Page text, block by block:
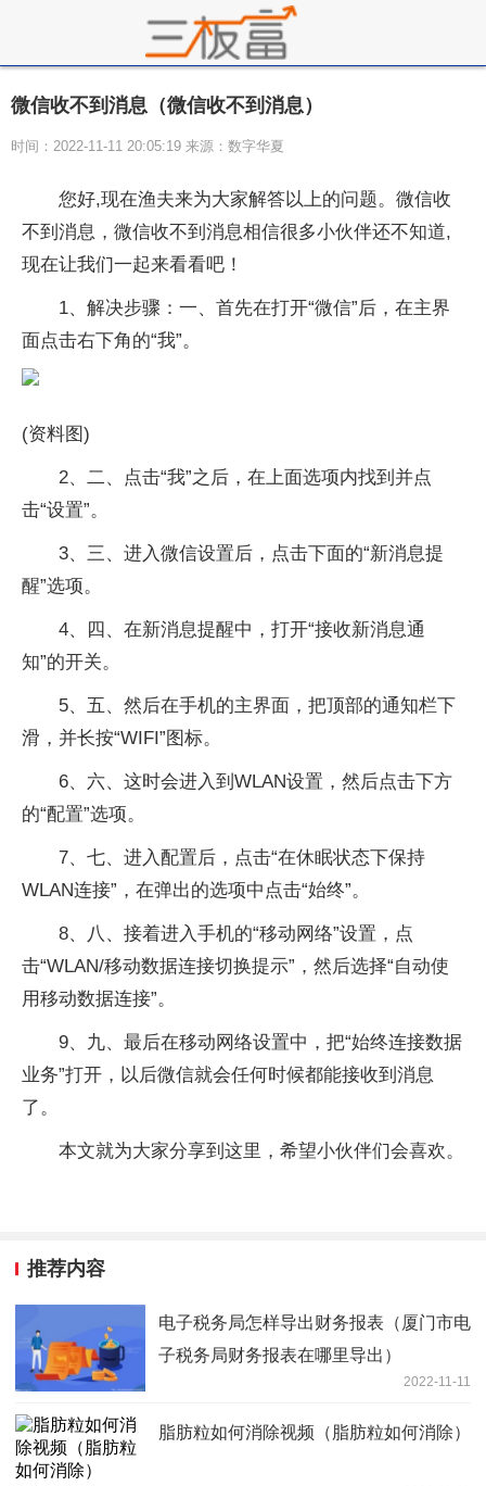
微信收不到消息（微信收不到消息）
时间：2022-11-11 20:05:19 来源：数字华夏
您好,现在渔夫来为大家解答以上的问题。微信收
不到消息，微信收不到消息相信很多小伙伴还不知道,
现在让我们一起来看看吧！
1、解决步骤：一、首先在打开“微信”后，在主界
面点击右下角的“我”。
(资料图)
2、二、点击“我”之后，在上面选项内找到并点
击“设置”。
3、三、进入微信设置后，点击下面的“新消息提
醒”选项。
4、四、在新消息提醒中，打开“接收新消息通
知”的开关。
5、五、然后在手机的主界面，把顶部的通知栏下
滑，并长按“WIFI”图标。
6、六、这时会进入到WLAN设置，然后点击下方
的“配置”选项。
7、七、进入配置后，点击“在休眠状态下保持
WLAN连接”，在弹出的选项中点击“始终”。
8、八、接着进入手机的“移动网络”设置，点
击“WLAN/移动数据连接切换提示”，然后选择“自动使
用移动数据连接”。
9、九、最后在移动网络设置中，把“始终连接数据
业务”打开，以后微信就会任何时候都能接收到消息
了。
本文就为大家分享到这里，希望小伙伴们会喜欢。
推荐内容
电子税务局怎样导出财务报表（厦门市电
子税务局财务报表在哪里导出）
2022-11-11
脂肪粒如何消除视频（脂肪粒如何消除）